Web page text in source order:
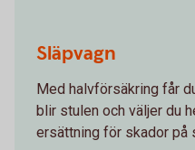
Släpvagn
Med halvförsäkring får
blir stulen och väljer du
ersättning för skador på